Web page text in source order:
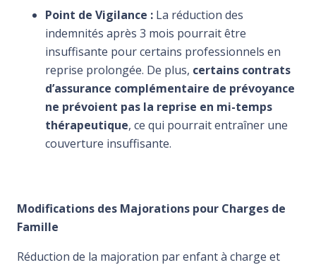
Point de Vigilance : La réduction des
indemnités après 3 mois pourrait être
insuffisante pour certains professionnels en
reprise prolongée. De plus, certains contrats
d’assurance complémentaire de prévoyance
ne prévoient pas la reprise en mi-temps
thérapeutique, ce qui pourrait entraîner une
couverture insuffisante.
Modifications des Majorations pour Charges de
Famille
Réduction de la majoration par enfant à charge et